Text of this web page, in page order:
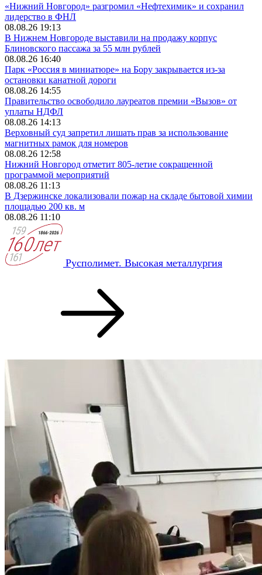
«Нижний Новгород» разгромил «Нефтехимик» и сохранил
лидерство в ФНЛ
08.08.26 19:13
В Нижнем Новгороде выставили на продажу корпус
Блиновского пассажа за 55 млн рублей
08.08.26 16:40
Парк «Россия в миниатюре» на Бору закрывается из-за
остановки канатной дороги
08.08.26 14:55
Правительство освободило лауреатов премии «Вызов» от
уплаты НДФЛ
08.08.26 14:13
Верховный суд запретил лишать прав за использование
магнитных рамок для номеров
08.08.26 12:58
Нижний Новгород отметит 805-летие сокращенной
программой мероприятий
08.08.26 11:13
В Дзержинске локализовали пожар на складе бытовой химии
площадью 200 кв. м
08.08.26 11:10
Русполимет. Высокая металлургия